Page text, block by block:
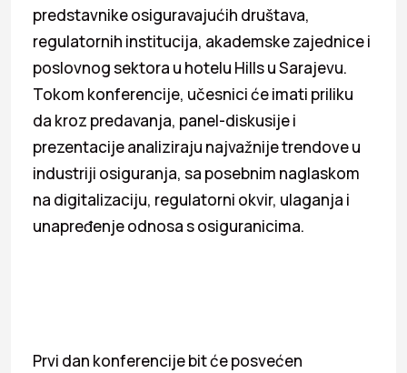
predstavnike osiguravajućih društava,
regulatornih institucija, akademske zajednice i
poslovnog sektora u hotelu Hills u Sarajevu.
Tokom konferencije, učesnici će imati priliku
da kroz predavanja, panel-diskusije i
prezentacije analiziraju najvažnije trendove u
industriji osiguranja, sa posebnim naglaskom
na digitalizaciju, regulatorni okvir, ulaganja i
unapređenje odnosa s osiguranicima.
Prvi dan konferencije bit će posvećen